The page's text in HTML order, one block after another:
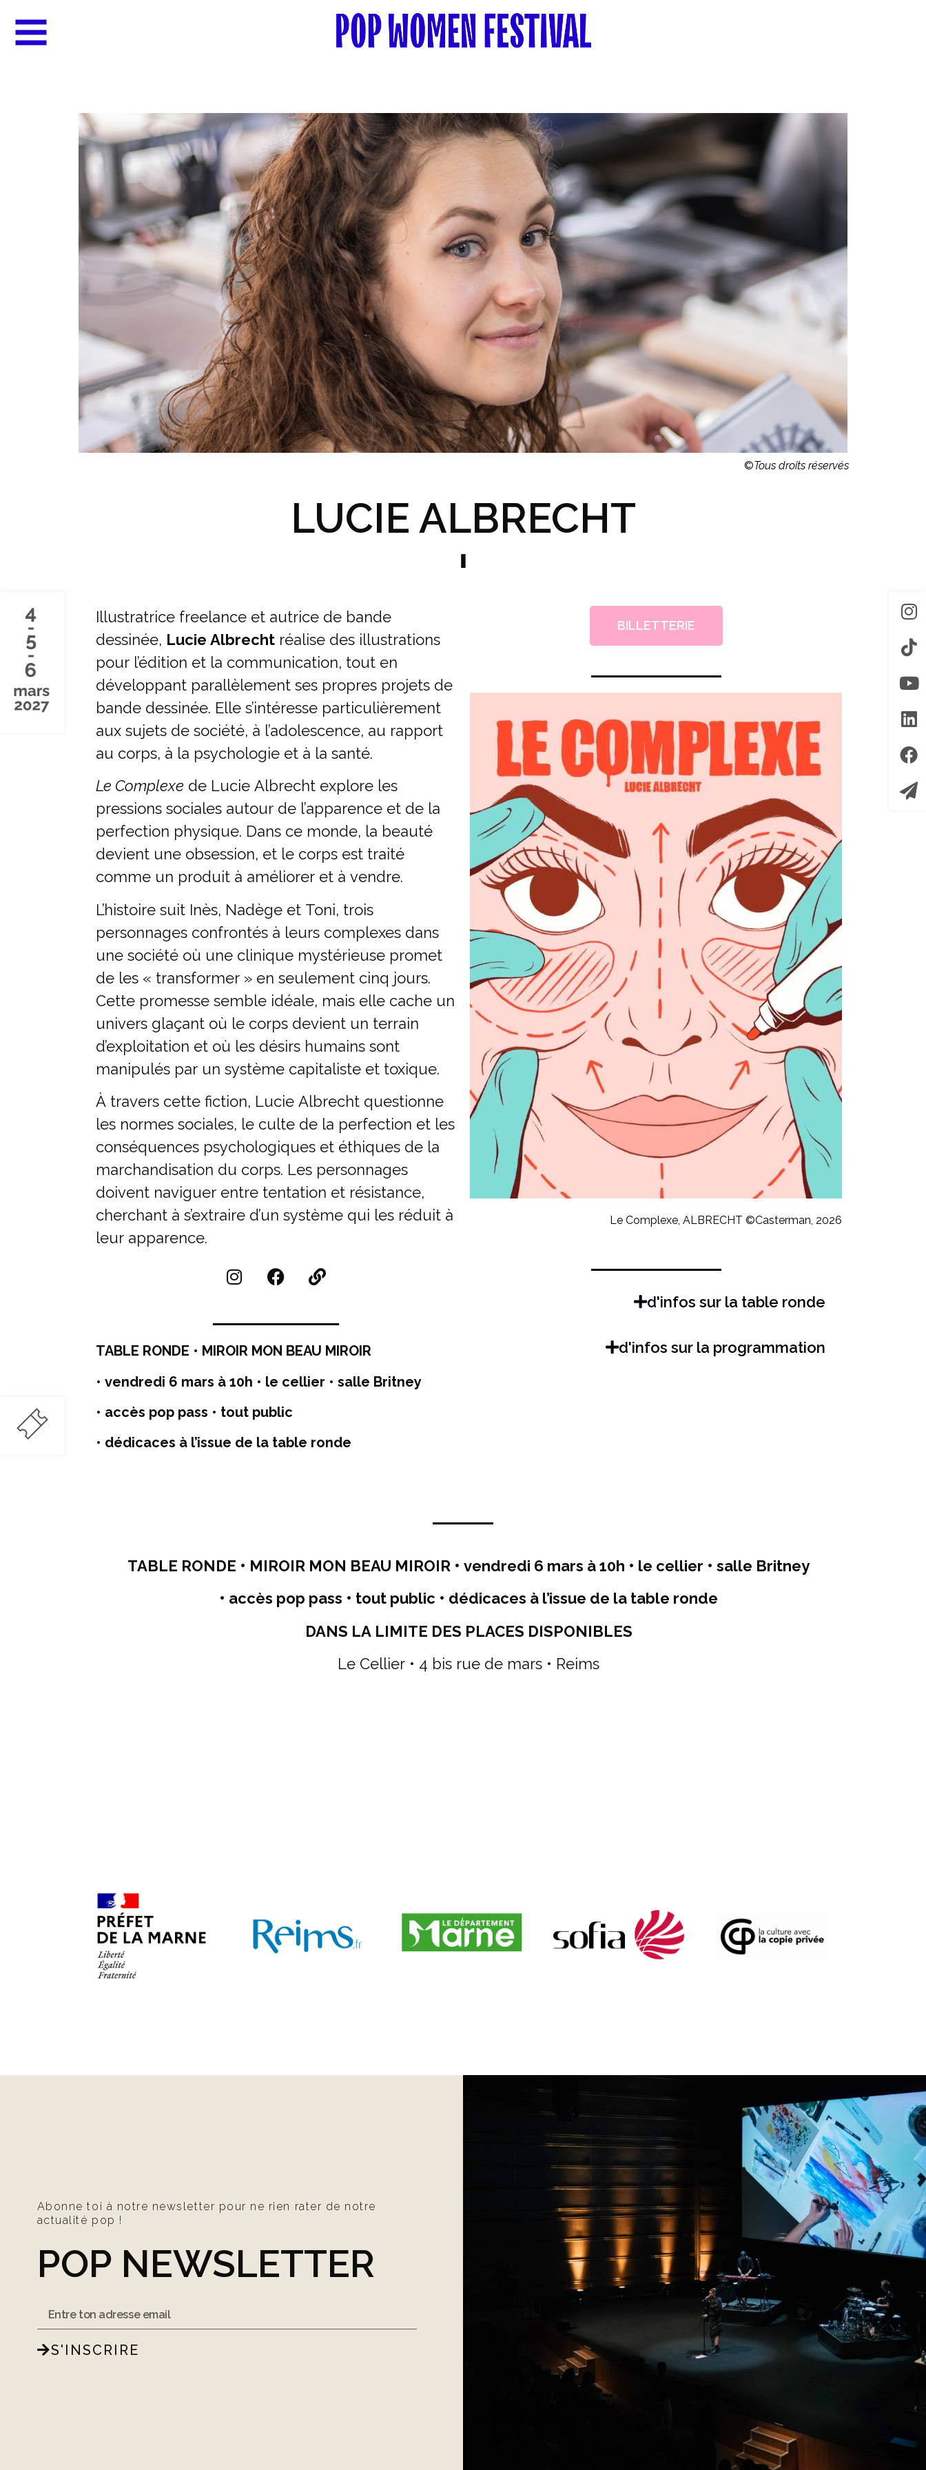
©Tous droits réservés
LUCIE ALBRECHT
Illustratrice freelance et autrice de bande
dessinée, Lucie Albrechtréalise des illustrations
pour l’édition et la communication, tout en
développant parallèlement ses propres projets de
bande dessinée. Elle s’intéresse particulièrement
aux sujets de société, à l’adolescence, au rapport
au corps, à la psychologie et à la santé.
Le Complexe de Lucie Albrecht explore les
pressions sociales autour de l’apparence et de la
perfection physique. Dans ce monde, la beauté
devient une obsession, et le corps est traité
comme un produit à améliorer et à vendre.
L’histoire suit Inès, Nadège et Toni, trois
personnages confrontés à leurs complexes dans
une société où une clinique mystérieuse promet
de les « transformer » en seulement cinq jours.
Cette promesse semble idéale, mais elle cache un
univers glaçant où le corps devient un terrain
d’exploitation et où les désirs humains sont
manipulés par un système capitaliste et toxique.
À travers cette fiction, Lucie Albrecht questionne
les normes sociales, le culte de la perfection et les
conséquences psychologiques et éthiques de la
marchandisation du corps. Les personnages
doivent naviguer entre tentation et résistance,
cherchant à s’extraire d’un système qui les réduit à
leur apparence.
TABLE RONDE • MIROIR MON BEAU MIROIR
• vendredi 6 mars à 10h • le cellier • salle Britney
• accès pop pass • tout public
• dédicaces à l’issue de la table ronde
BILLETTERIE
Le Complexe, ALBRECHT ©Casterman, 2026
d'infos sur la table ronde
d'infos sur la programmation
TABLE RONDE • MIROIR MON BEAU MIROIR • vendredi 6 mars à 10h • le cellier • salle Britney
• accès pop pass • tout public • dédicaces à l’issue de la table ronde
DANS LA LIMITE DES PLACES DISPONIBLES
Le Cellier • 4 bis rue de mars • Reims
Abonne toi à notre newsletter pour ne rien rater de notre
actualité pop !
POP NEWSLETTER
S'INSCRIRE